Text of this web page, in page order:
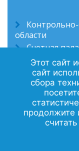
области
Счетная
округа
Политика
Контакты
Этот сайт
сайт
сбора
продолжите